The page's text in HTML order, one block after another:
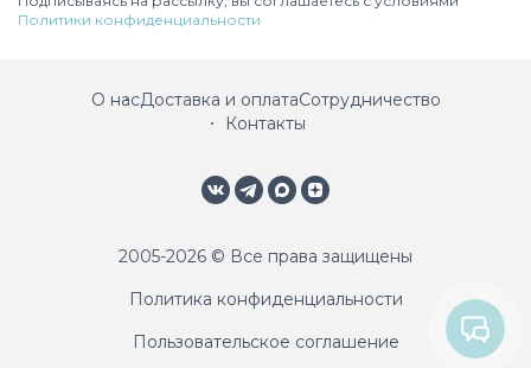
Политики конфиденциальности
О насДоставка и оплатаСотрудничество
Контакты
2005-2026 © Все права защищены
Политика конфиденциальности
Пользовательское соглашение